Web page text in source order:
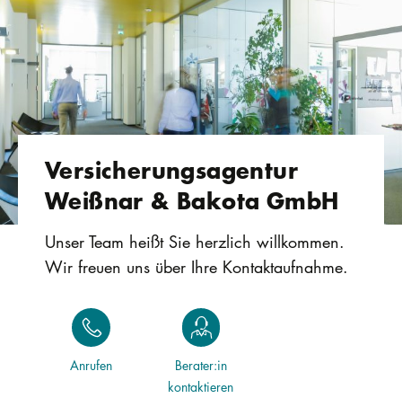
Versicherungsagentur
Weißnar & Bakota GmbH
Unser Team heißt Sie herzlich willkommen.
Wir freuen uns über Ihre Kontaktaufnahme.
Anrufen
Berater:in
kontaktieren